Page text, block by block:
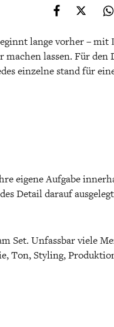
lange vorher – mit
lassen. Für den
einzelne stand für
eigene Aufgabe
Detail darauf
Set. Unfassbar viele
Ton, Styling,